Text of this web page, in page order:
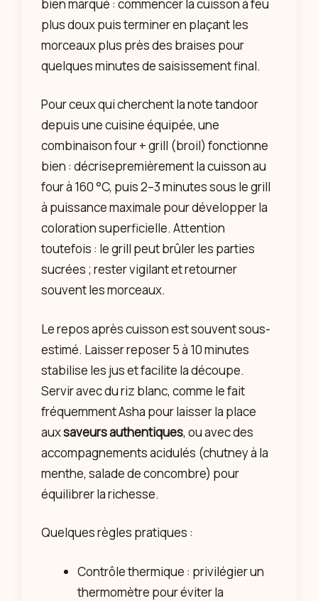
bien marqué : commencer la cuisson à feu
plus doux puis terminer en plaçant les
morceaux plus près des braises pour
quelques minutes de saisissement final.
Pour ceux qui cherchent la note tandoor
depuis une cuisine équipée, une
combinaison four + grill (broil) fonctionne
bien : décrisepremièrement la cuisson au
four à 160 °C, puis 2–3 minutes sous le grill
à puissance maximale pour développer la
coloration superficielle. Attention
toutefois : le grill peut brûler les parties
sucrées ; rester vigilant et retourner
souvent les morceaux.
Le repos après cuisson est souvent sous-
estimé. Laisser reposer 5 à 10 minutes
stabilise les jus et facilite la découpe.
Servir avec du riz blanc, comme le fait
fréquemment Asha pour laisser la place
auxsaveurs authentiques, ou avec des
accompagnements acidulés (chutney à la
menthe, salade de concombre) pour
équilibrer la richesse.
Quelques règles pratiques :
Contrôle thermique : privilégier un
thermomètre pour éviter la